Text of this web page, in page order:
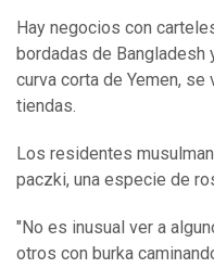
Hay negocios con
bordadas de
curva corta de Yemen,
tiendas.
Los residentes
paczki, una especie de
"No es inusual ver a
otros con burka